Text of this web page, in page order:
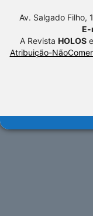
Av. Salgado Filho,
E-
A Revista HOLOS
Atribuição-